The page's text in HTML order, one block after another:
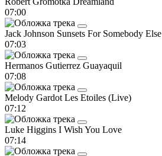
07:00
Jack Johnson Sunsets For Somebody Else
07:03
Hermanos Gutierrez Guayaquil
07:08
Melody Gardot Les Etoiles (Live)
07:12
Luke Higgins I Wish You Love
07:14